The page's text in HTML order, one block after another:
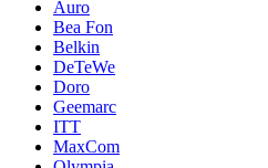
Auro
Bea Fon
Belkin
DeTeWe
Doro
Geemarc
ITT
MaxCom